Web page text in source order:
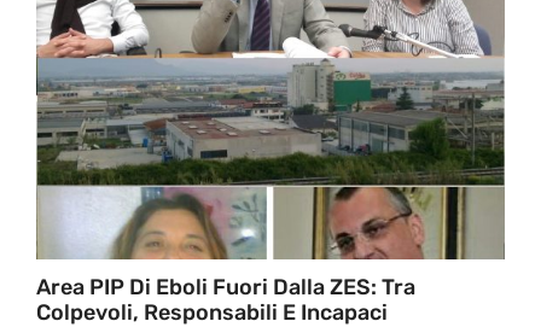
Area PIP Di Eboli Fuori Dalla ZES: Tra
Colpevoli, Responsabili E Incapaci